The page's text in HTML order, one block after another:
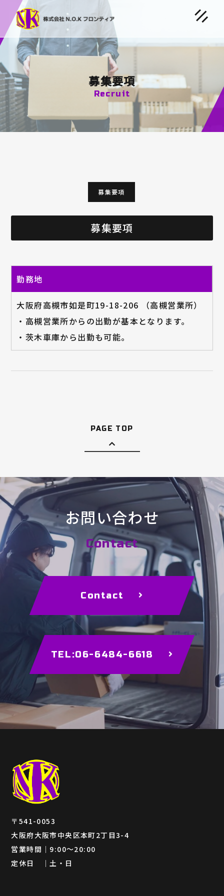
募集要項
Recruit
募集要項
募集要項
勤務地
大阪府高槻市如是町19-18-206 （高槻営業所）
・高槻営業所からの出勤が基本となります。
・茨木車庫から出勤も可能。
PAGE TOP
お問い合わせ
Contact
Contact
TEL:06-6484-6618
〒541-0053
大阪府大阪市中央区本町2丁目3-4
営業時間｜9:00～20:00
定休日 ｜土・日